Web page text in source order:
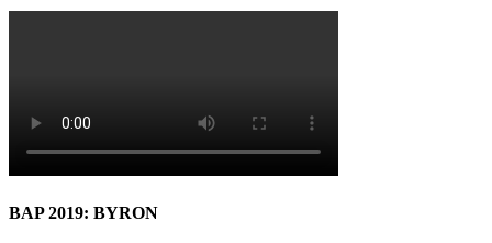
BAP 2019: BYRON